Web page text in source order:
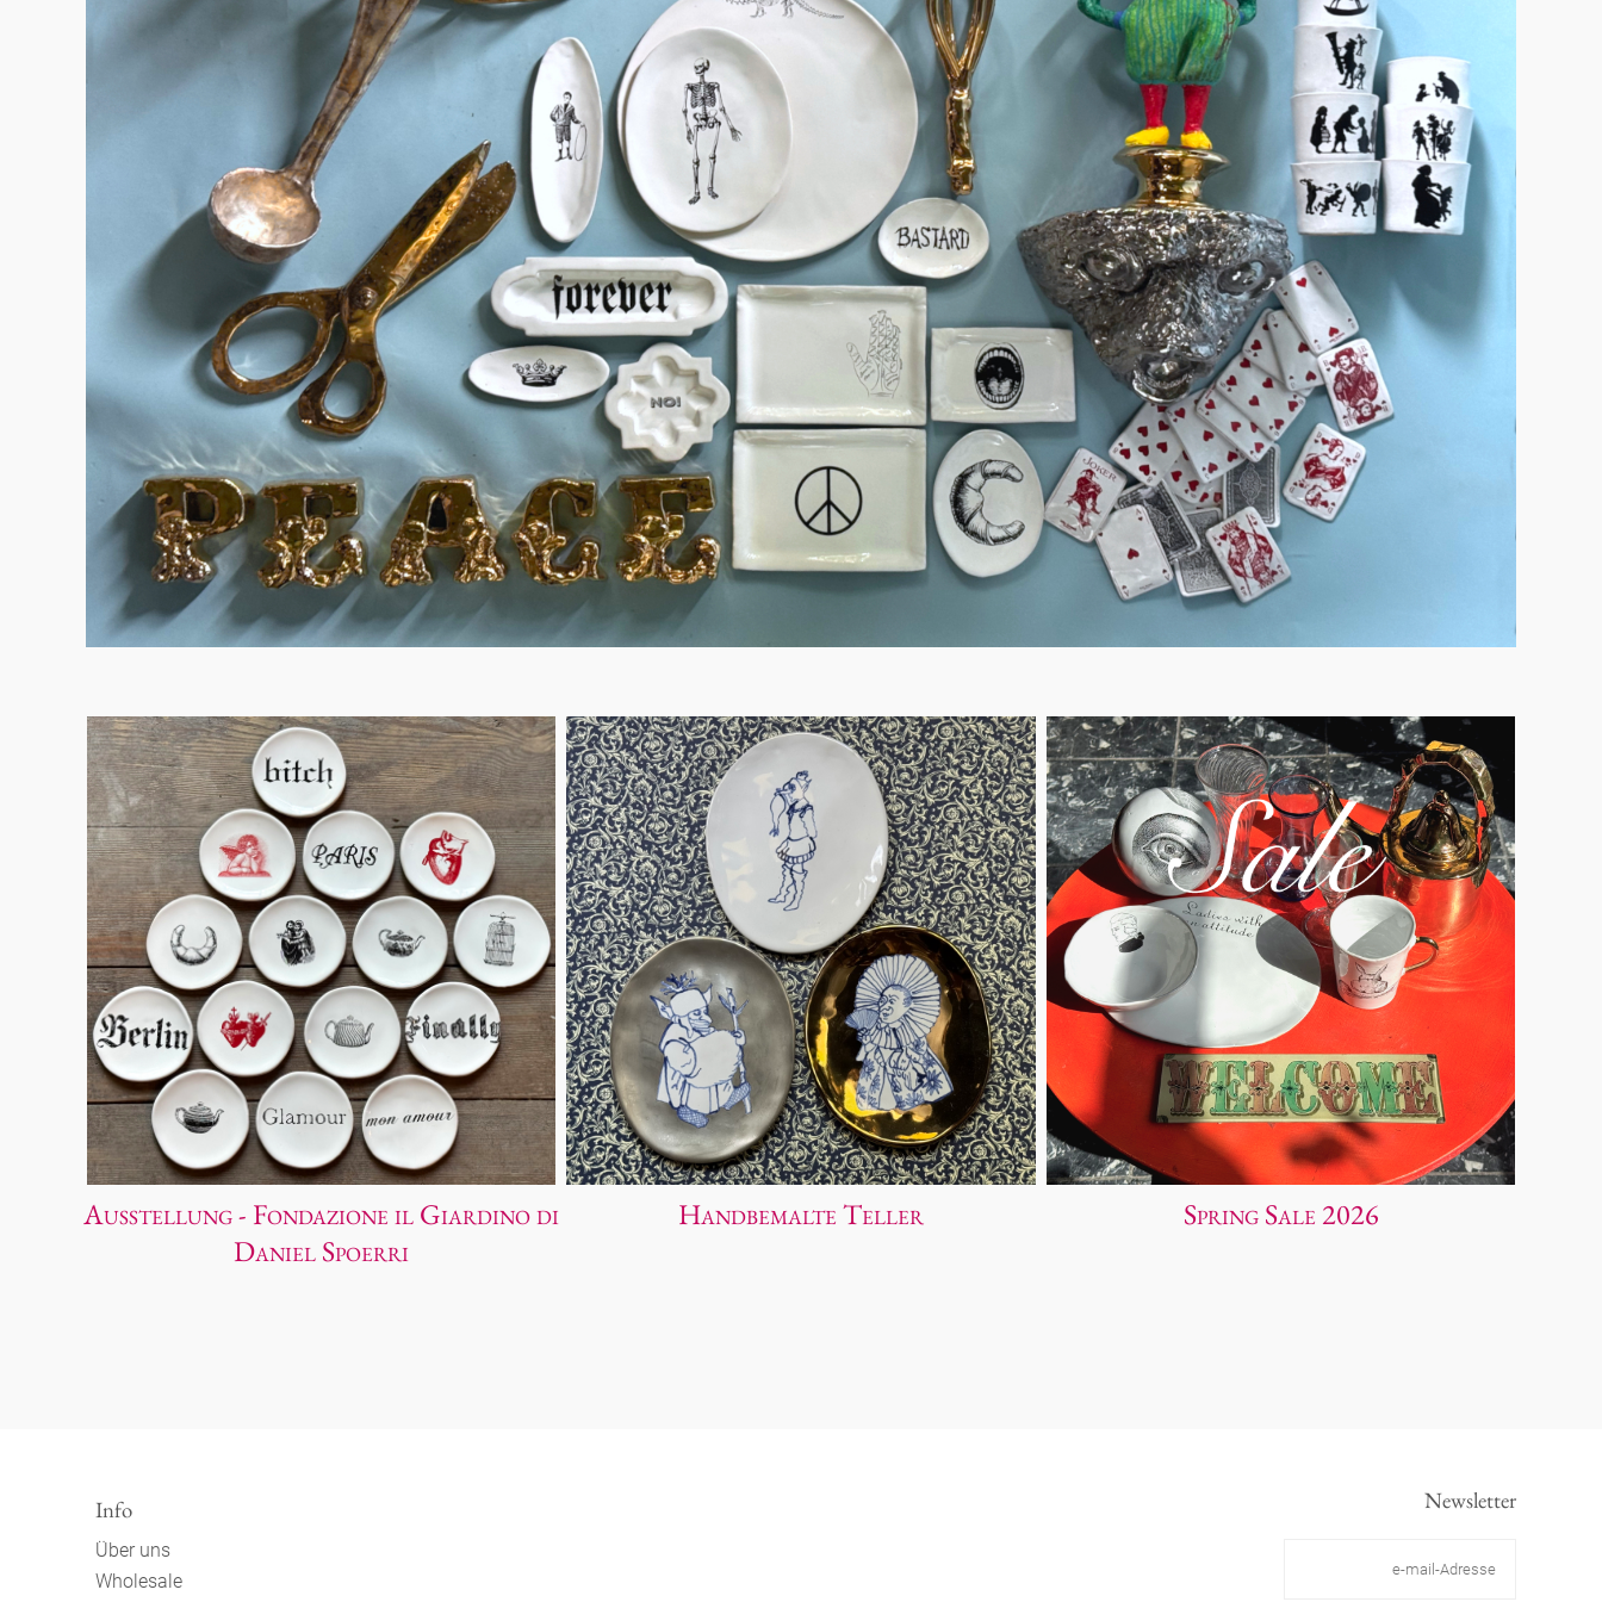
Berlin
Slumberland
Karlos
Babylon
Praktisch
Unpraktisch
Figuren
Berliner Duft
Einzelstücke
Ausstellung - Fondazione il Giardino di
Daniel Spoerri
Handbemalte Teller Spring Sale 2026
Info
Über uns
Wholesale
Newsletter